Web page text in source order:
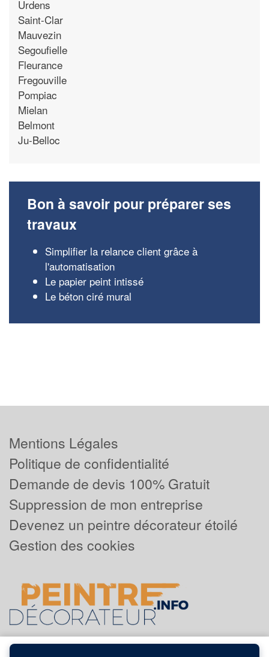
Urdens
Saint-Clar
Mauvezin
Segoufielle
Fleurance
Fregouville
Pompiac
Mielan
Belmont
Ju-Belloc
Bon à savoir pour préparer ses
travaux
Simplifier la relance client grâce à
l'automatisation
Le papier peint intissé
Le béton ciré mural
Mentions Légales
Politique de confidentialité
Demande de devis 100% Gratuit
Suppression de mon entreprise
Devenez un peintre décorateur étoilé
Gestion des cookies